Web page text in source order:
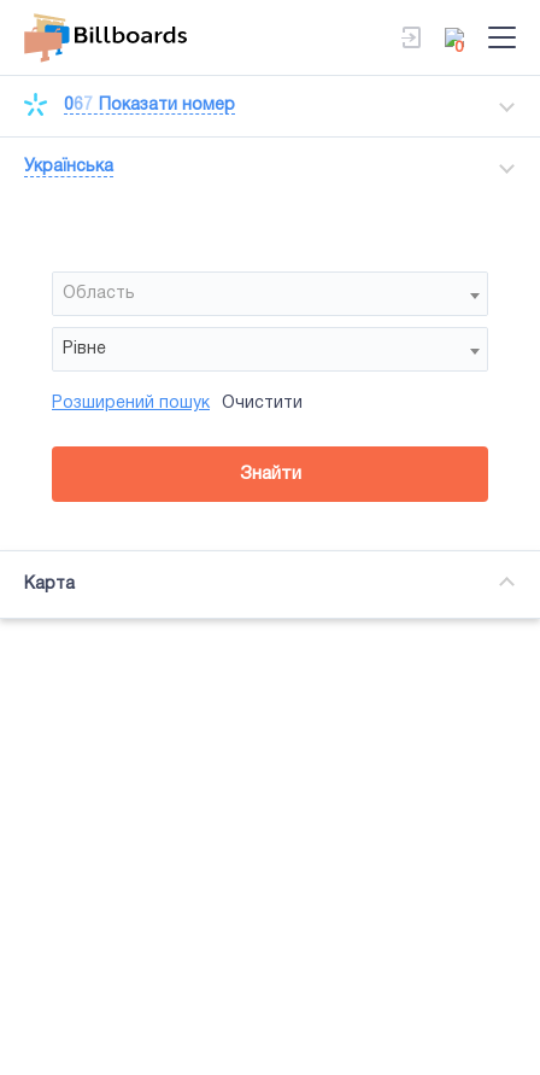
0
067 Показати номер
Українська
Область
Рівне
Район
Сторона
Усi
Підсвітка
Розширений пошук Очистити
Знайти
Карта